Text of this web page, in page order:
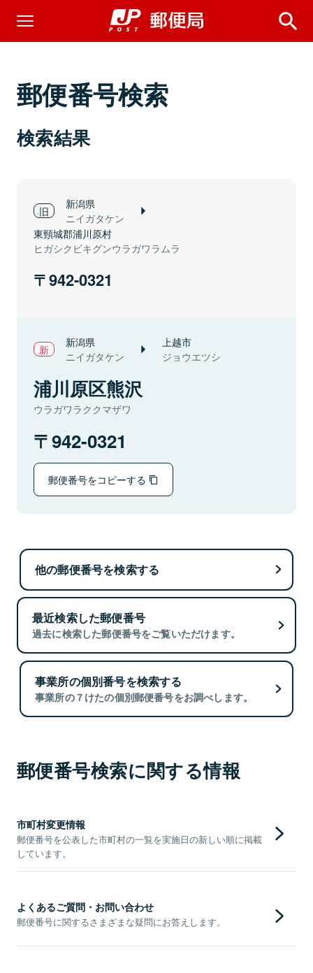
郵便番号検索
検索結果
新潟県
ニイガタケン
東頸城郡浦川原村
ヒガシクビキグンウラガワラムラ
942-0321
新潟県
ニイガタケン
上越市
ジョウエツシ
浦川原区熊沢
ウラガワラククマザワ
942-0321
郵便番号をコピーする
他の郵便番号を検索する
最近検索した郵便番号
過去に検索した郵便番号をご覧いただけます。
事業所の個別番号を検索する
事業所の７けたの個別郵便番号をお調べします。
郵便番号検索に関する情報
市町村変更情報
郵便番号を公表した市町村の一覧を実施日の新しい順に掲載
しています。
よくあるご質問・お問い合わせ
郵便番号に関するさまざまな疑問にお答えします。